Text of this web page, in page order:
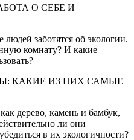
О СЕБЕ И
заботятся об экологии.
комнату? И какие
КАКИЕ ИЗ НИХ САМЫЕ
дерево, камень и бамбук,
ли они
в их экологичности?